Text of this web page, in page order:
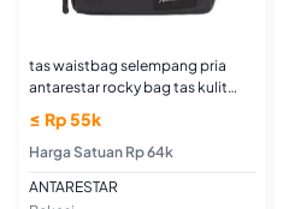
tas waistbag selempang pria
antarestar rocky bag tas kulit
trendy gaul
≤ Rp 55k
Harga Satuan Rp 64k
ANTARESTAR